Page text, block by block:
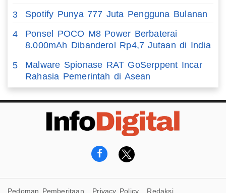
3
Spotify Punya 777 Juta Pengguna Bulanan
4
Ponsel POCO M8 Power Berbaterai
8.000mAh Dibanderol Rp4,7 Jutaan di India
5
Malware Spionase RAT GoSerppent Incar
Rahasia Pemerintah di Asean
Pedoman Pemberitaan Privacy Policy Redaksi